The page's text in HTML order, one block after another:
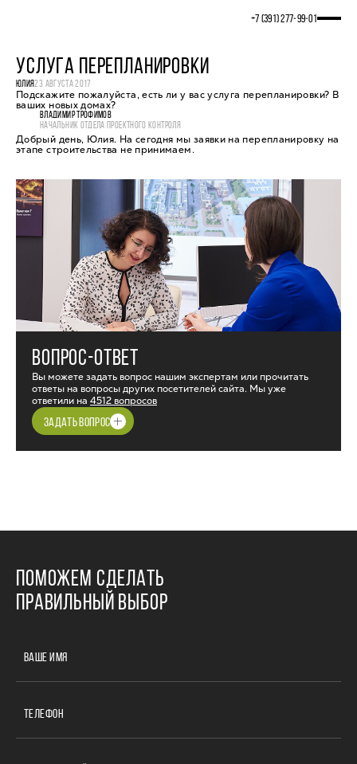
+7 (391) 277‒99‒01
УСЛУГА ПЕРЕПЛАНИРОВКИ
ЮЛИЯ23 АВГУСТА 2017
Подскажите пожалуйста, есть ли у вас услуга перепланировки? В
ваших новых домах?
ВЛАДИМИР ТРОФИМОВ
НАЧАЛЬНИК ОТДЕЛА ПРОЕКТНОГО КОНТРОЛЯ
Добрый день, Юлия. На сегодня мы заявки на перепланировку на
этапе строительства не принимаем.
ВОПРОС-ОТВЕТ
Вы можете задать вопрос нашим экспертам или прочитать
ответы на вопросы других посетителей сайта. Мы уже
ответили на 4512 вопросов
ЗАДАТЬ ВОПРОС
ПОМОЖЕМ СДЕЛАТЬ
ПРАВИЛЬНЫЙ ВЫБОР
ВАШЕ ИМЯ
ТЕЛЕФОН